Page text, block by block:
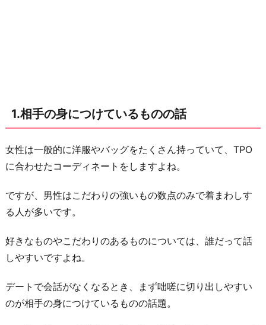
の
こ
と
3.
族
の
こ
と
次
に
1.相手の身につけているものの話
女性は一般的に洋服やバッグをたくさん持っていて、TPO
に合わせたコーディネートをしますよね。
ですが、男性はこだわりの強いもの数点のみで着まわしす
る人が多いです。
好きなものやこだわりのあるものについては、誰だって話
しやすいですよね。
デートで会話がなくなるとき、まず咄嗟に切り出しやすい
のが相手の身につけているものの話題。